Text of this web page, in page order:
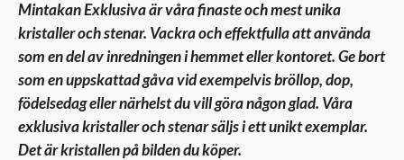
Mintakan Exklusiva är våra finaste och mest unika
kristaller och stenar. Vackra och effektfulla att använda
som en del av inredningen i hemmet eller kontoret. Ge bort
som en uppskattad gåva vid exempelvis bröllop, dop,
födelsedag eller närhelst du vill göra någon glad. Våra
exklusiva kristaller och stenar säljs i ett unikt exemplar.
Det är kristallen på bilden du köper.